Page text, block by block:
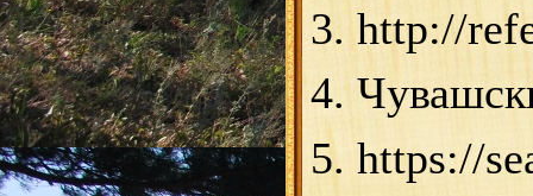
3. http://
4.
5. https://